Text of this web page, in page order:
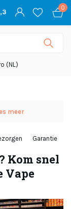
0
meer
Garantie
Kom snel
Vape